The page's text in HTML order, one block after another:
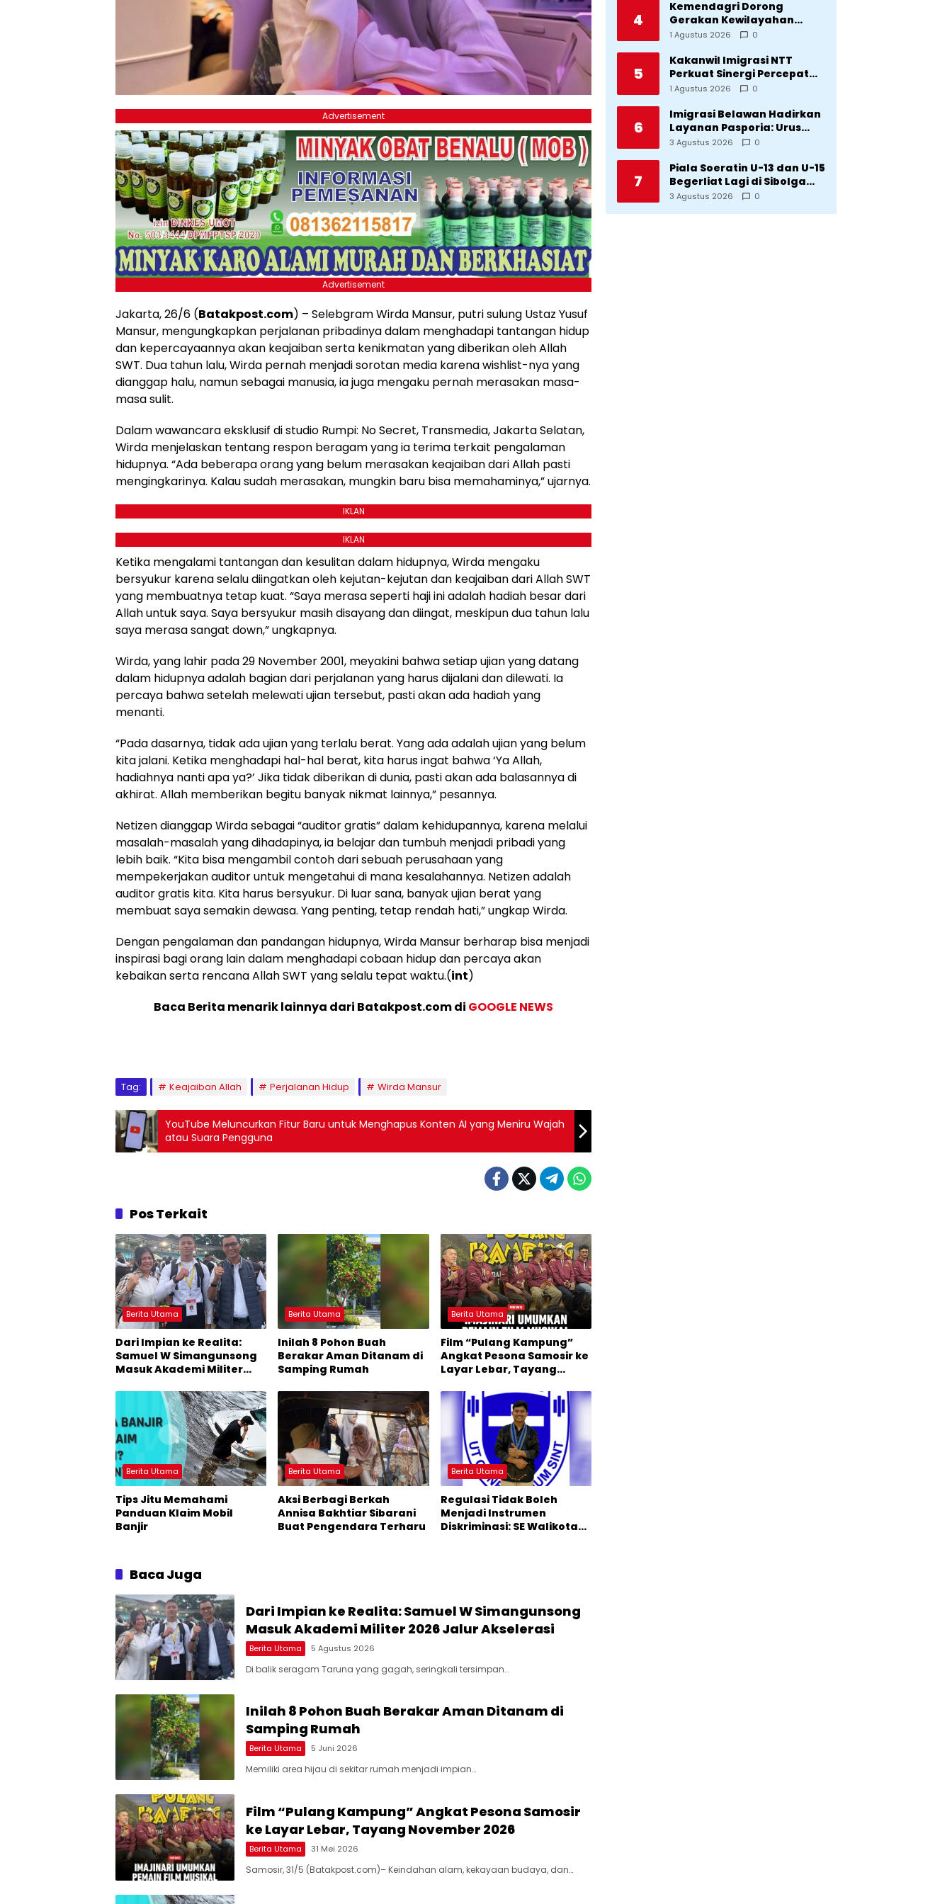
Advertisement
Advertisement
Jakarta, 26/6 (Batakpost.com) – Selebgram Wirda Mansur, putri sulung Ustaz Yusuf
Mansur, mengungkapkan perjalanan pribadinya dalam menghadapi tantangan hidup
dan kepercayaannya akan keajaiban serta kenikmatan yang diberikan oleh Allah
SWT. Dua tahun lalu, Wirda pernah menjadi sorotan media karena wishlist-nya yang
dianggap halu, namun sebagai manusia, ia juga mengaku pernah merasakan masa-
masa sulit.
Dalam wawancara eksklusif di studio Rumpi: No Secret, Transmedia, Jakarta Selatan,
Wirda menjelaskan tentang respon beragam yang ia terima terkait pengalaman
hidupnya. “Ada beberapa orang yang belum merasakan keajaiban dari Allah pasti
mengingkarinya. Kalau sudah merasakan, mungkin baru bisa memahaminya,” ujarnya.
IKLAN
IKLAN
Ketika mengalami tantangan dan kesulitan dalam hidupnya, Wirda mengaku
bersyukur karena selalu diingatkan oleh kejutan-kejutan dan keajaiban dari Allah SWT
yang membuatnya tetap kuat. “Saya merasa seperti haji ini adalah hadiah besar dari
Allah untuk saya. Saya bersyukur masih disayang dan diingat, meskipun dua tahun lalu
saya merasa sangat down,” ungkapnya.
Wirda, yang lahir pada 29 November 2001, meyakini bahwa setiap ujian yang datang
dalam hidupnya adalah bagian dari perjalanan yang harus dijalani dan dilewati. Ia
percaya bahwa setelah melewati ujian tersebut, pasti akan ada hadiah yang
menanti.
“Pada dasarnya, tidak ada ujian yang terlalu berat. Yang ada adalah ujian yang belum
kita jalani. Ketika menghadapi hal-hal berat, kita harus ingat bahwa ‘Ya Allah,
hadiahnya nanti apa ya?’ Jika tidak diberikan di dunia, pasti akan ada balasannya di
akhirat. Allah memberikan begitu banyak nikmat lainnya,” pesannya.
Netizen dianggap Wirda sebagai “auditor gratis” dalam kehidupannya, karena melalui
masalah-masalah yang dihadapinya, ia belajar dan tumbuh menjadi pribadi yang
lebih baik. “Kita bisa mengambil contoh dari sebuah perusahaan yang
mempekerjakan auditor untuk mengetahui di mana kesalahannya. Netizen adalah
auditor gratis kita. Kita harus bersyukur. Di luar sana, banyak ujian berat yang
membuat saya semakin dewasa. Yang penting, tetap rendah hati,” ungkap Wirda.
Dengan pengalaman dan pandangan hidupnya, Wirda Mansur berharap bisa menjadi
inspirasi bagi orang lain dalam menghadapi cobaan hidup dan percaya akan
kebaikan serta rencana Allah SWT yang selalu tepat waktu.(int)
Baca Berita menarik lainnya dari Batakpost.com di GOOGLE NEWS
Tag: Keajaiban Allah Perjalanan Hidup Wirda Mansur
YouTube Meluncurkan Fitur Baru untuk Menghapus Konten AI yang Meniru Wajah
atau Suara Pengguna
Pos Terkait
Berita Utama
Dari Impian ke Realita:
Samuel W Simangunsong
Masuk Akademi Militer
Berita Utama
Inilah 8 Pohon Buah
Berakar Aman Ditanam di
Samping Rumah
Berita Utama
Film “Pulang Kampung”
Angkat Pesona Samosir ke
Layar Lebar, Tayang
Berita Utama
Tips Jitu Memahami
Panduan Klaim Mobil
Banjir
Berita Utama
Aksi Berbagi Berkah
Annisa Bakhtiar Sibarani
Buat Pengendara Terharu
Berita Utama
Regulasi Tidak Boleh
Menjadi Instrumen
Diskriminasi: SE Walikota
Baca Juga
Dari Impian ke Realita: Samuel W Simangunsong
Masuk Akademi Militer 2026 Jalur Akselerasi
Berita Utama 5 Agustus 2026
Di balik seragam Taruna yang gagah, seringkali tersimpan…
Inilah 8 Pohon Buah Berakar Aman Ditanam di
Samping Rumah
Berita Utama 5 Juni 2026
Memiliki area hijau di sekitar rumah menjadi impian…
Film “Pulang Kampung” Angkat Pesona Samosir
ke Layar Lebar, Tayang November 2026
Berita Utama 31 Mei 2026
Samosir, 31/5 (Batakpost.com)– Keindahan alam, kekayaan budaya, dan…
4
Kemendagri Dorong
Gerakan Kewilayahan
Lawan Tuberkulosis
1 Agustus 2026 0
5
Kakanwil Imigrasi NTT
Perkuat Sinergi Percepat
Pembentukan Kantor
1 Agustus 2026 0
6
Imigrasi Belawan Hadirkan
Layanan Pasporia: Urus
Paspor di Hari Libur
3 Agustus 2026 0
7
Piala Soeratin U-13 dan U-15
Begerliat Lagi di Sibolga
Setelah Stadion Horas
3 Agustus 2026 0